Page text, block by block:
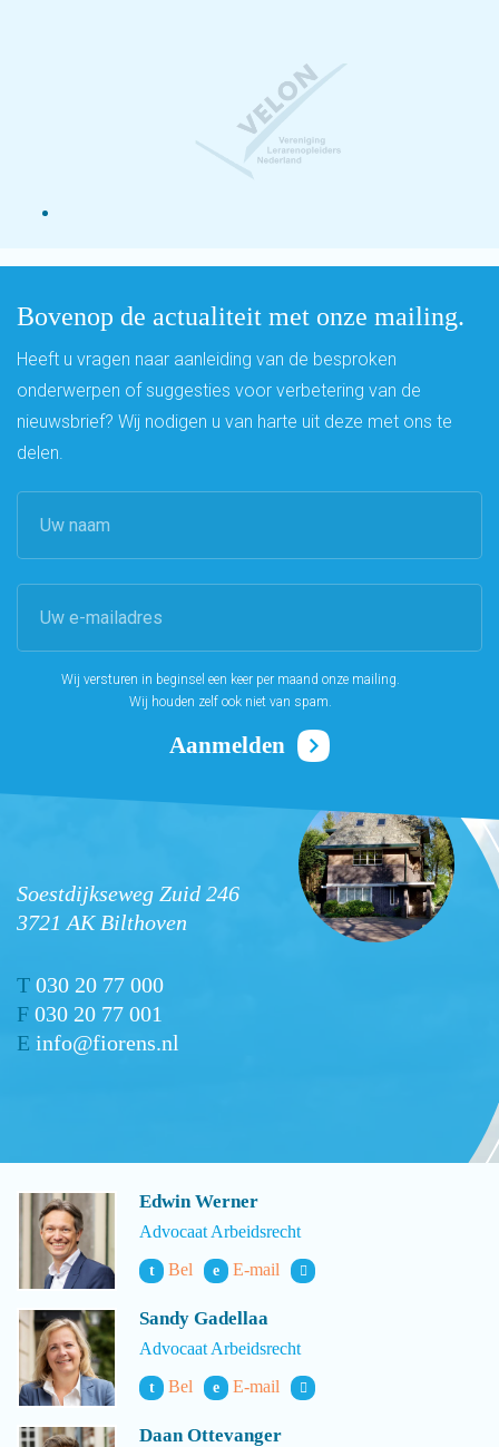
Bovenop de actualiteit met onze mailing.
Heeft u vragen naar aanleiding van de besproken
onderwerpen of suggesties voor verbetering van de
nieuwsbrief? Wij nodigen u van harte uit deze met ons te
delen.
Wij versturen in beginsel een keer per maand onze mailing.
Wij houden zelf ook niet van spam.
Soestdijkseweg Zuid 246
3721 AK Bilthoven
T 030 20 77 000
F 030 20 77 001
E info@fiorens.nl
Edwin Werner
Advocaat Arbeidsrecht
t Bel e E-mail
Sandy Gadellaa
Advocaat Arbeidsrecht
t Bel e E-mail
Daan Ottevanger